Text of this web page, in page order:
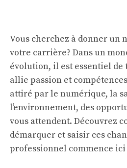
Vous cherchez à donner un
votre carrière? Dans un
évolution, il est essentiel
allie passion et
attiré par le numérique, la
l’environnement, des
vous attendent. Découvrez
démarquer et saisir ces
professionnel commence ici